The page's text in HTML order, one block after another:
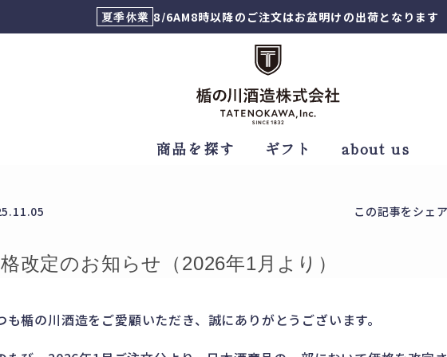
夏季休業 8/6AM8時以降のご注文はお盆明けの出荷となります
商品を探す ギフト about us
この記事をシェ
改定のお知らせ（2026年1月より）
も楯の川酒造をご愛顧いただき、誠にありがとうございます。